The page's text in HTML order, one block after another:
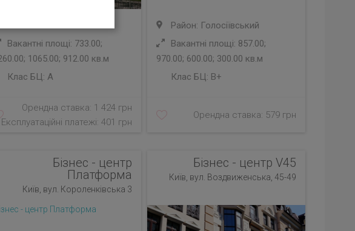
Вакантні площі: 733.00;
1065.00; 912.00 кв.м
Клас БЦ: A
Орендна ставка: 1 424 грн
Експлуатаційні платежі: 401 грн
Район: Голосіївський
Вакантні площі: 857.00;
970.00; 600.00; 300.00 кв.м
Клас БЦ: B+
Орендна ставка: 579 грн
Бізнес - центр
Платформа
Київ, вул. Короленківська 3
Бізнес - центр V45
Київ, вул. Воздвиженська, 45-49